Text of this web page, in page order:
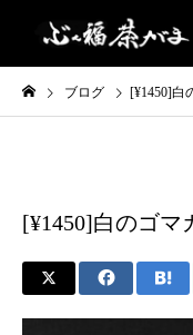
ブログ [¥1450]白
[¥1450]白のゴマ